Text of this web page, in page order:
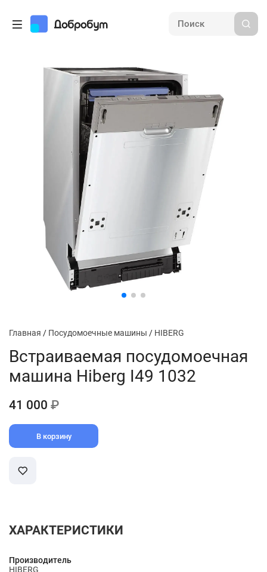
Главная / Посудомоечные машины / HIBERG
Встраиваемая посудомоечная
машина Hiberg I49 1032
41 000 ₽
В корзину
ХАРАКТЕРИСТИКИ
Производитель
HIBERG